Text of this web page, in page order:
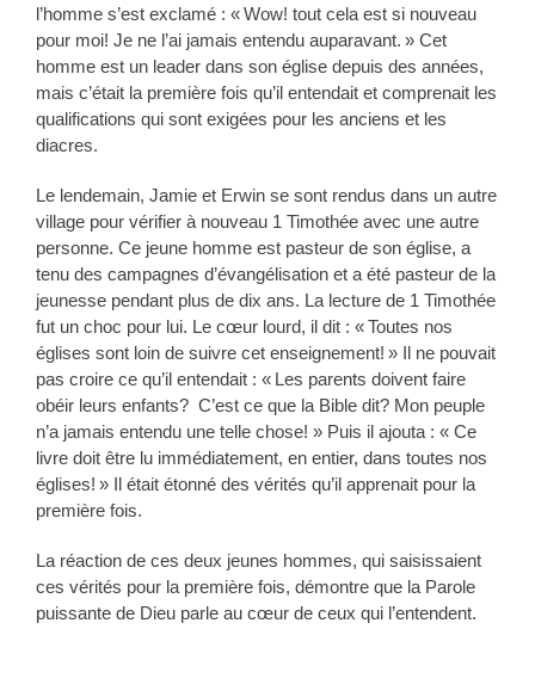
l’homme s’est exclamé : « Wow! tout cela est si nouveau
pour moi! Je ne l’ai jamais entendu auparavant. » Cet
homme est un leader dans son église depuis des années,
mais c’était la première fois qu’il entendait et comprenait les
qualifications qui sont exigées pour les anciens et les
diacres.
Le lendemain, Jamie et Erwin se sont rendus dans un autre
village pour vérifier à nouveau 1 Timothée avec une autre
personne. Ce jeune homme est pasteur de son église, a
tenu des campagnes d’évangélisation et a été pasteur de la
jeunesse pendant plus de dix ans. La lecture de 1 Timothée
fut un choc pour lui. Le cœur lourd, il dit : « Toutes nos
églises sont loin de suivre cet enseignement! » Il ne pouvait
pas croire ce qu’il entendait : « Les parents doivent faire
obéir leurs enfants? C’est ce que la Bible dit? Mon peuple
n’a jamais entendu une telle chose! » Puis il ajouta : « Ce
livre doit être lu immédiatement, en entier, dans toutes nos
églises! » Il était étonné des vérités qu’il apprenait pour la
première fois.
La réaction de ces deux jeunes hommes, qui saisissaient
ces vérités pour la première fois, démontre que la Parole
puissante de Dieu parle au cœur de ceux qui l’entendent.